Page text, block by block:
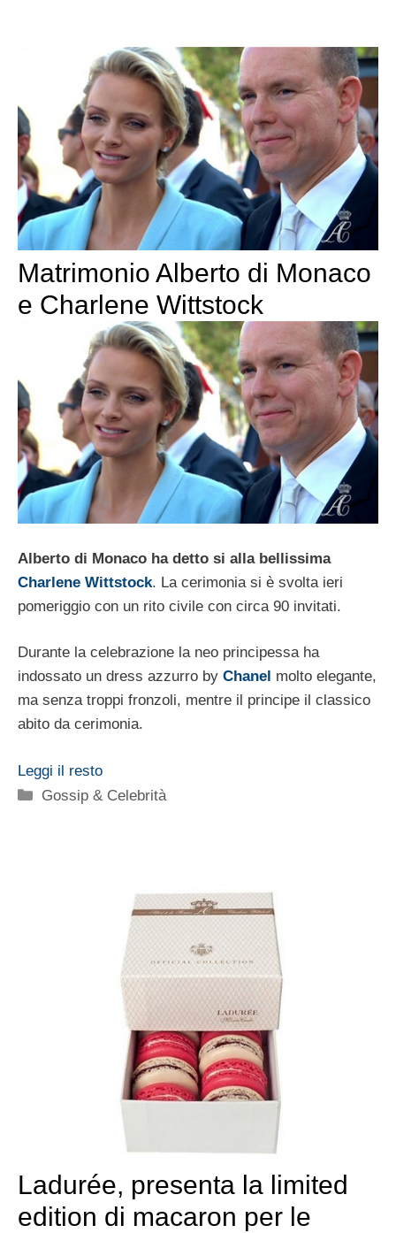
Matrimonio Alberto di Monaco
e Charlene Wittstock
Alberto di Monaco ha detto si alla bellissima
Charlene Wittstock. La cerimonia si è svolta ieri
pomeriggio con un rito civile con circa 90 invitati.
Durante la celebrazione la neo principessa ha
indossato un dress azzurro by Chanel molto elegante,
ma senza troppi fronzoli, mentre il principe il classico
abito da cerimonia.
Leggi il resto
Categorie
Gossip & Celebrità
Ladurée, presenta la limited
edition di macaron per le